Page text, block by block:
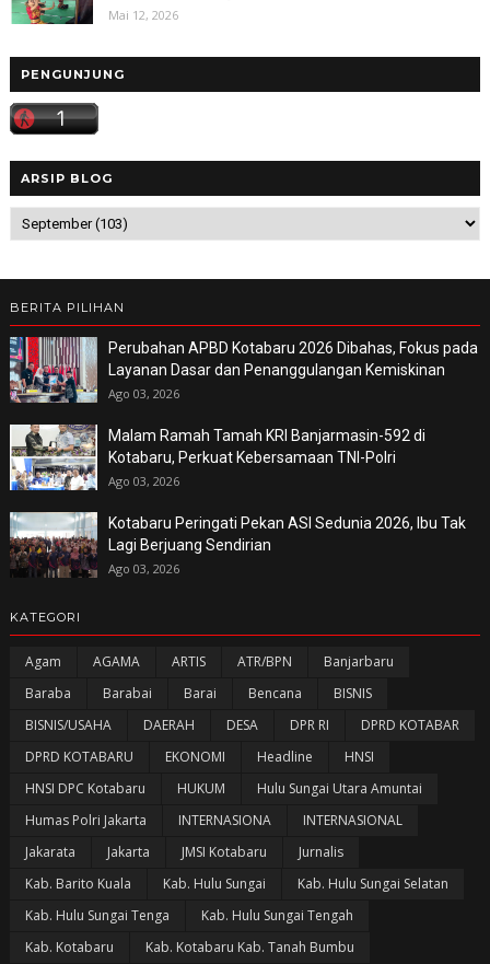
Mai 12, 2026
PENGUNJUNG
ARSIP BLOG
BERITA PILIHAN
Perubahan APBD Kotabaru 2026 Dibahas, Fokus pada
Layanan Dasar dan Penanggulangan Kemiskinan
Ago 03, 2026
Malam Ramah Tamah KRI Banjarmasin-592 di
Kotabaru, Perkuat Kebersamaan TNI-Polri
Ago 03, 2026
Kotabaru Peringati Pekan ASI Sedunia 2026, Ibu Tak
Lagi Berjuang Sendirian
Ago 03, 2026
KATEGORI
Agam AGAMA ARTIS ATR/BPN
Banjarbaru
Baraba
Barabai Barai Bencana
BISNIS
BISNIS/USAHA
DAERAH DESA DPR RI
DPRD KOTABAR
DPRD KOTABARU
EKONOMI Headline
HNSI
HNSI DPC Kotabaru
HUKUM
Hulu Sungai Utara Amuntai
Humas Polri Jakarta
INTERNASIONA
INTERNASIONAL
Jakarata
Jakarta JMSI Kotabaru
Jurnalis
Kab. Barito Kuala
Kab. Hulu Sungai
Kab. Hulu Sungai Selatan
Kab. Hulu Sungai Tenga
Kab. Hulu Sungai Tengah
Kab. Kotabaru
Kab. Kotabaru Kab. Tanah Bumbu